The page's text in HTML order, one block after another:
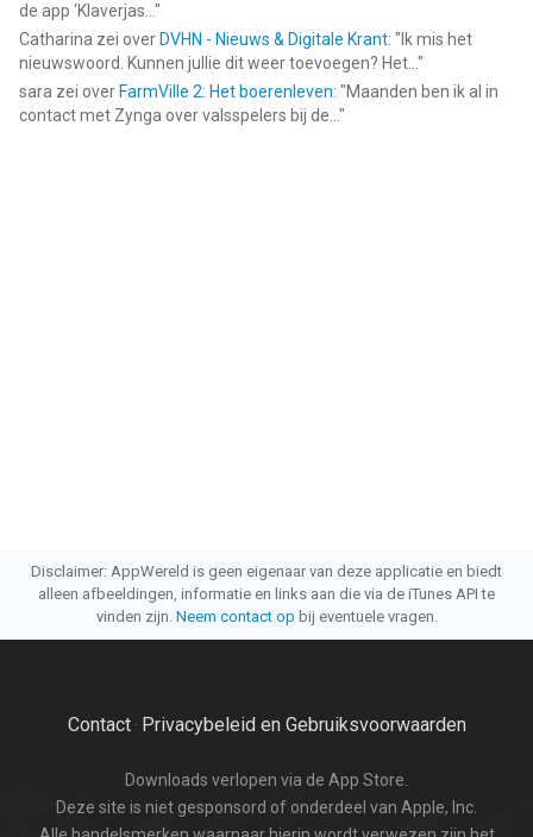
de app ‘Klaverjas... "
Catharina zei over DVHN - Nieuws & Digitale Krant: " Ik mis het
nieuwswoord. Kunnen jullie dit weer toevoegen? Het... "
sara zei over FarmVille 2: Het boerenleven: "Maanden ben ik al in
contact met Zynga over valsspelers bij de... "
Disclaimer: AppWereld is geen eigenaar van deze applicatie en biedt
alleen afbeeldingen, informatie en links aan die via de iTunes API te
vinden zijn. Neem contact op bij eventuele vragen.
Contact· Privacybeleid en Gebruiksvoorwaarden
Downloads verlopen via de App Store.
Deze site is niet gesponsord of onderdeel van Apple, Inc.